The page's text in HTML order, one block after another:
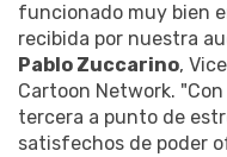
funcionado muy bien
recibida por nuestra
Pablo Zuccarino,
Cartoon Network.
tercera a punto de
satisfechos de poder